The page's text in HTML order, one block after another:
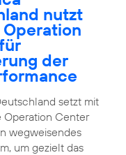
nutzt
der
setzt mit
Operation Center
wegweisendes
um gezielt das